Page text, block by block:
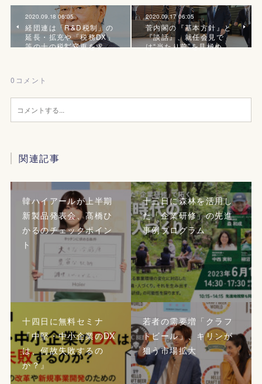
2020.09.18 06:05
経団連は「R&D税制」の
延長・拡充や「税務DX」
等の十の税制変更を求…
2020.09.17 06:05
菅内閣の『基本方針』と
『談話』、就任会見で
は“当たり前”を見極め…
0 コメント
関連記事
韓ハイアールが上半期
新製品発表会、髙橋ひ
かるのチェックポイン
ト
十三日に森林を活用し
た「企業研修」の先進
事例プログラム
十四日に無料セミナ
『中堅・中小企業のDX
は、何故失敗するの
か？』
若者の需要増「クラフ
トビール」、キリンが
狙う市場拡大